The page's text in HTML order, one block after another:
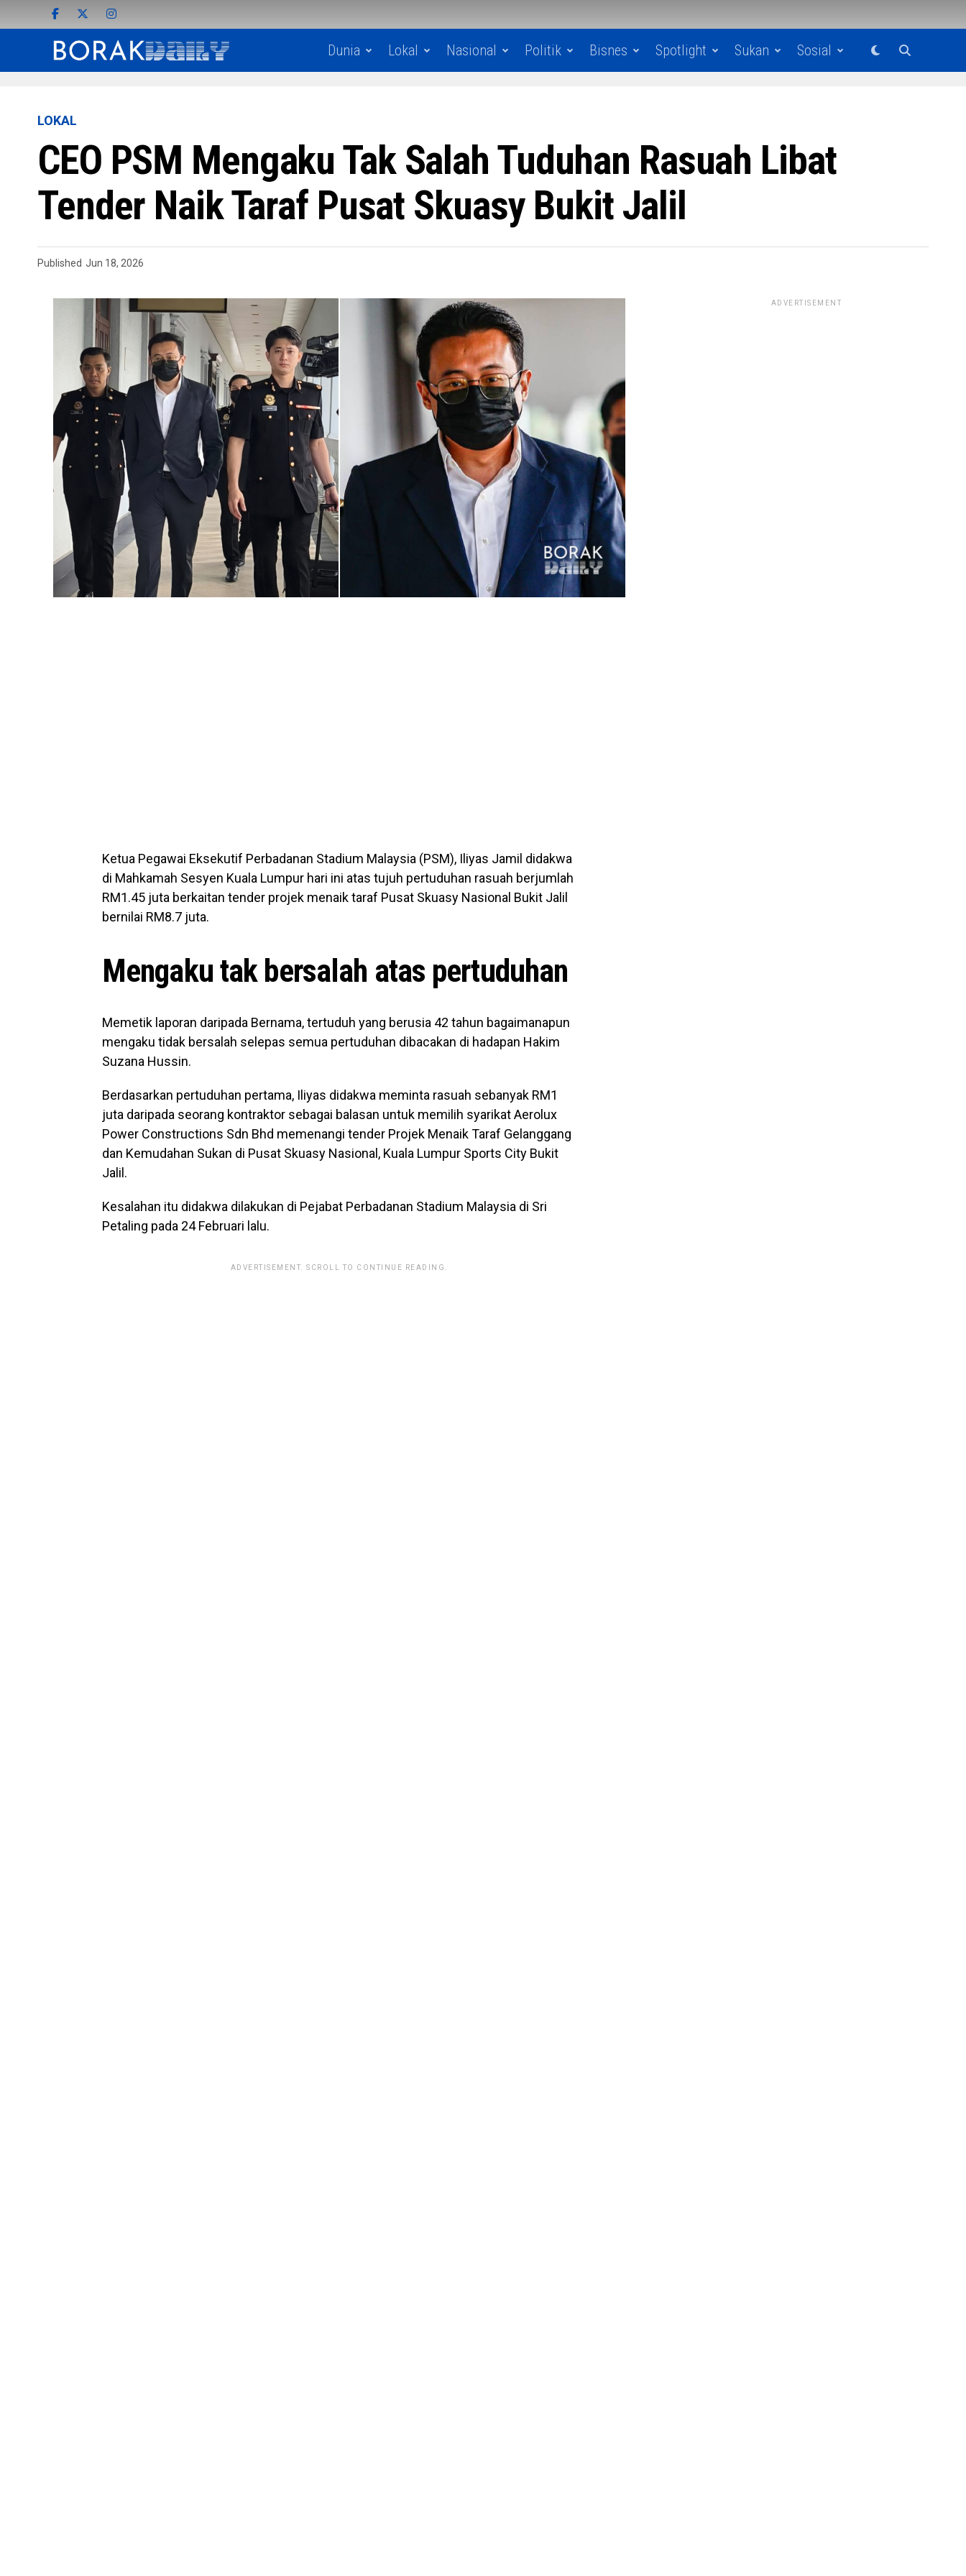
Dunia Lokal Nasional Politik Bisnes Spotlight Sukan Sosial
LOKAL
CEO PSM Mengaku Tak Salah Tuduhan Rasuah Libat
Tender Naik Taraf Pusat Skuasy Bukit Jalil
Published Jun 18, 2026
Ketua Pegawai Eksekutif Perbadanan Stadium Malaysia (PSM), Iliyas Jamil didakwa
di Mahkamah Sesyen Kuala Lumpur hari ini atas tujuh pertuduhan rasuah berjumlah
RM1.45 juta berkaitan tender projek menaik taraf Pusat Skuasy Nasional Bukit Jalil
bernilai RM8.7 juta.
Mengaku tak bersalah atas pertuduhan
Memetik laporan daripada Bernama, tertuduh yang berusia 42 tahun bagaimanapun
mengaku tidak bersalah selepas semua pertuduhan dibacakan di hadapan Hakim
Suzana Hussin.
Berdasarkan pertuduhan pertama, Iliyas didakwa meminta rasuah sebanyak RM1
juta daripada seorang kontraktor sebagai balasan untuk memilih syarikat Aerolux
Power Constructions Sdn Bhd memenangi tender Projek Menaik Taraf Gelanggang
dan Kemudahan Sukan di Pusat Skuasy Nasional, Kuala Lumpur Sports City Bukit
Jalil.
Kesalahan itu didakwa dilakukan di Pejabat Perbadanan Stadium Malaysia di Sri
Petaling pada 24 Februari lalu.
ADVERTISEMENT. SCROLL TO CONTINUE READING.
ADVERTISEMENT